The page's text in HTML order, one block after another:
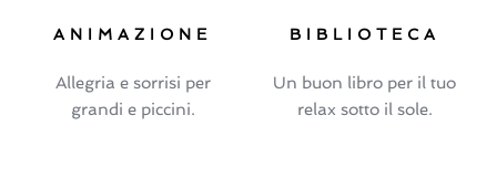
ANIMAZIONE
Allegria e sorrisi per
grandi e piccini.
BIBLIOTECA
Un buon libro per il tuo
relax sotto il sole.